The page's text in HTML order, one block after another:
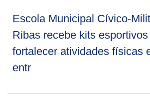
Escola Municipal Cívico-
Ribas recebe kits
fortalecer atividades físicas
entr